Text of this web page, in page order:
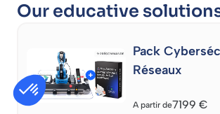
Our educative
Pack
Réseaux
A partir de7199€